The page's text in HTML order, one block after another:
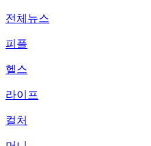
전체뉴스
피플
헬스
라이프
컬처